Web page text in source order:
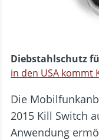
Diebstahlschutz
in den USA kommt
Die
2015 Kill Switch
Anwendung